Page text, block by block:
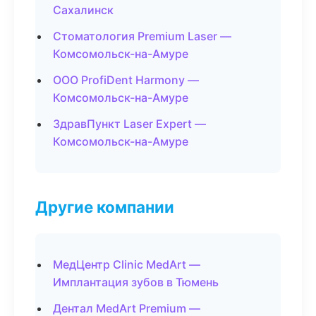
Сахалинск
Стоматология Premium Laser —
Комсомольск-на-Амуре
ООО ProfiDent Harmony —
Комсомольск-на-Амуре
ЗдравПункт Laser Expert —
Комсомольск-на-Амуре
Другие компании
МедЦентр Clinic MedArt —
Имплантация зубов в Тюмень
Дентал MedArt Premium —